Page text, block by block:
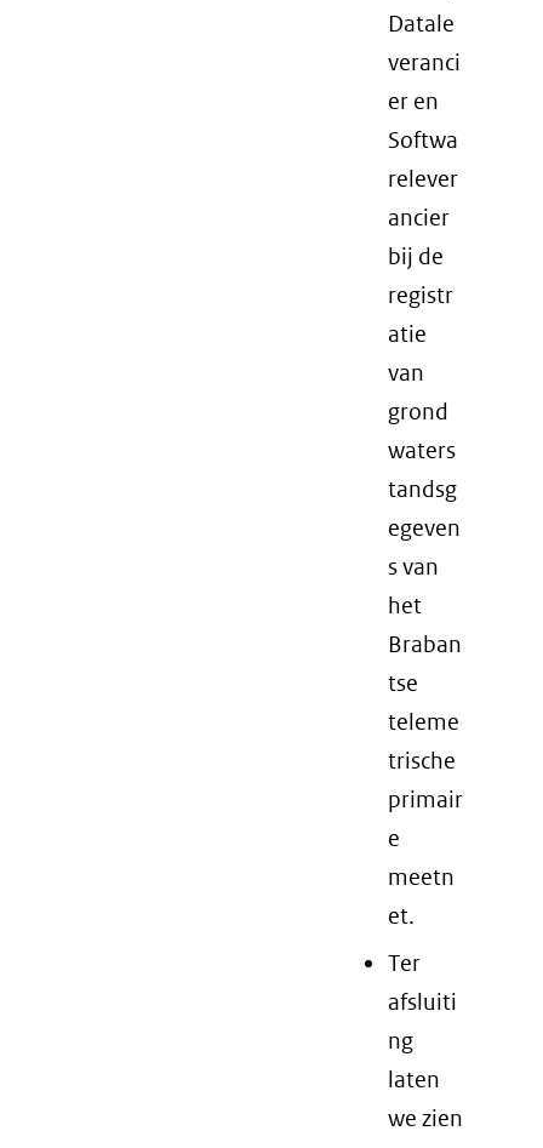
Datale
veranci
er en
Softwa
relever
ancier
bij de
registr
atie
van
grond
waters
tandsg
egeven
s van
het
Braban
tse
teleme
trische
primair
e
meetn
et.
Ter
afsluiti
ng
laten
we zien